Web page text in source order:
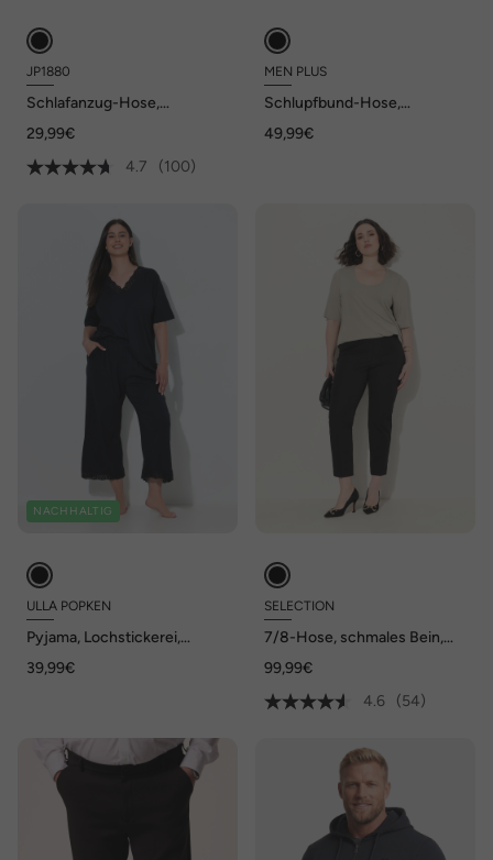
JP1880
Schlafanzug-Hose,
Elastikbund, bis 8XL
29,99€
4.7
(100)
MEN PLUS
Schlupfbund-Hose,
Elastikbund, bis 8 XL
49,99€
NACHHALTIG
ULLA POPKEN
Pyjama, Lochstickerei,
39,99€
SELECTION
7/8-Hose, schmales Bein,
99,99€
4.6
(54)